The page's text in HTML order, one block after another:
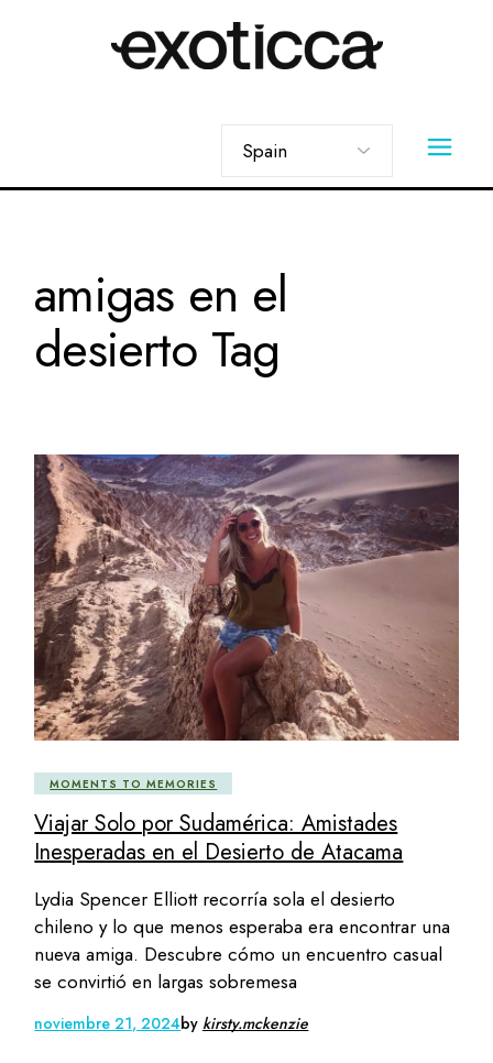
idioma
amigas en el
desierto Tag
MOMENTS TO MEMORIES
Viajar Solo por Sudamérica: Amistades
Inesperadas en el Desierto de Atacama
Lydia Spencer Elliott recorría sola el desierto
chileno y lo que menos esperaba era encontrar una
nueva amiga. Descubre cómo un encuentro casual
se convirtió en largas sobremesa
noviembre 21, 2024by kirsty.mckenzie